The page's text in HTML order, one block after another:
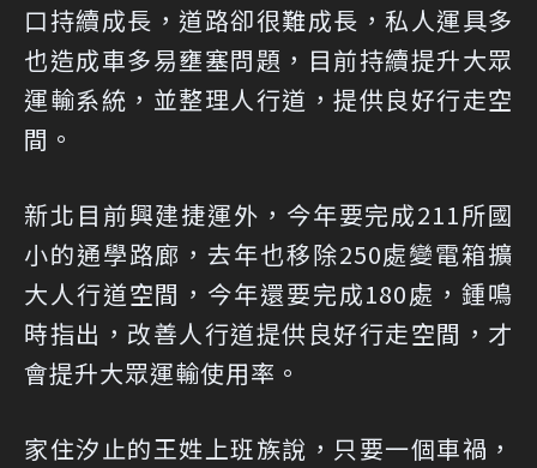
口持續成長，道路卻很難成長，私人運具多
也造成車多易壅塞問題，目前持續提升大眾
運輸系統，並整理人行道，提供良好行走空
間。
新北目前興建捷運外，今年要完成211所國
小的通學路廊，去年也移除250處變電箱擴
大人行道空間，今年還要完成180處，鍾鳴
時指出，改善人行道提供良好行走空間，才
會提升大眾運輸使用率。
家住汐止的王姓上班族說，只要一個車禍，